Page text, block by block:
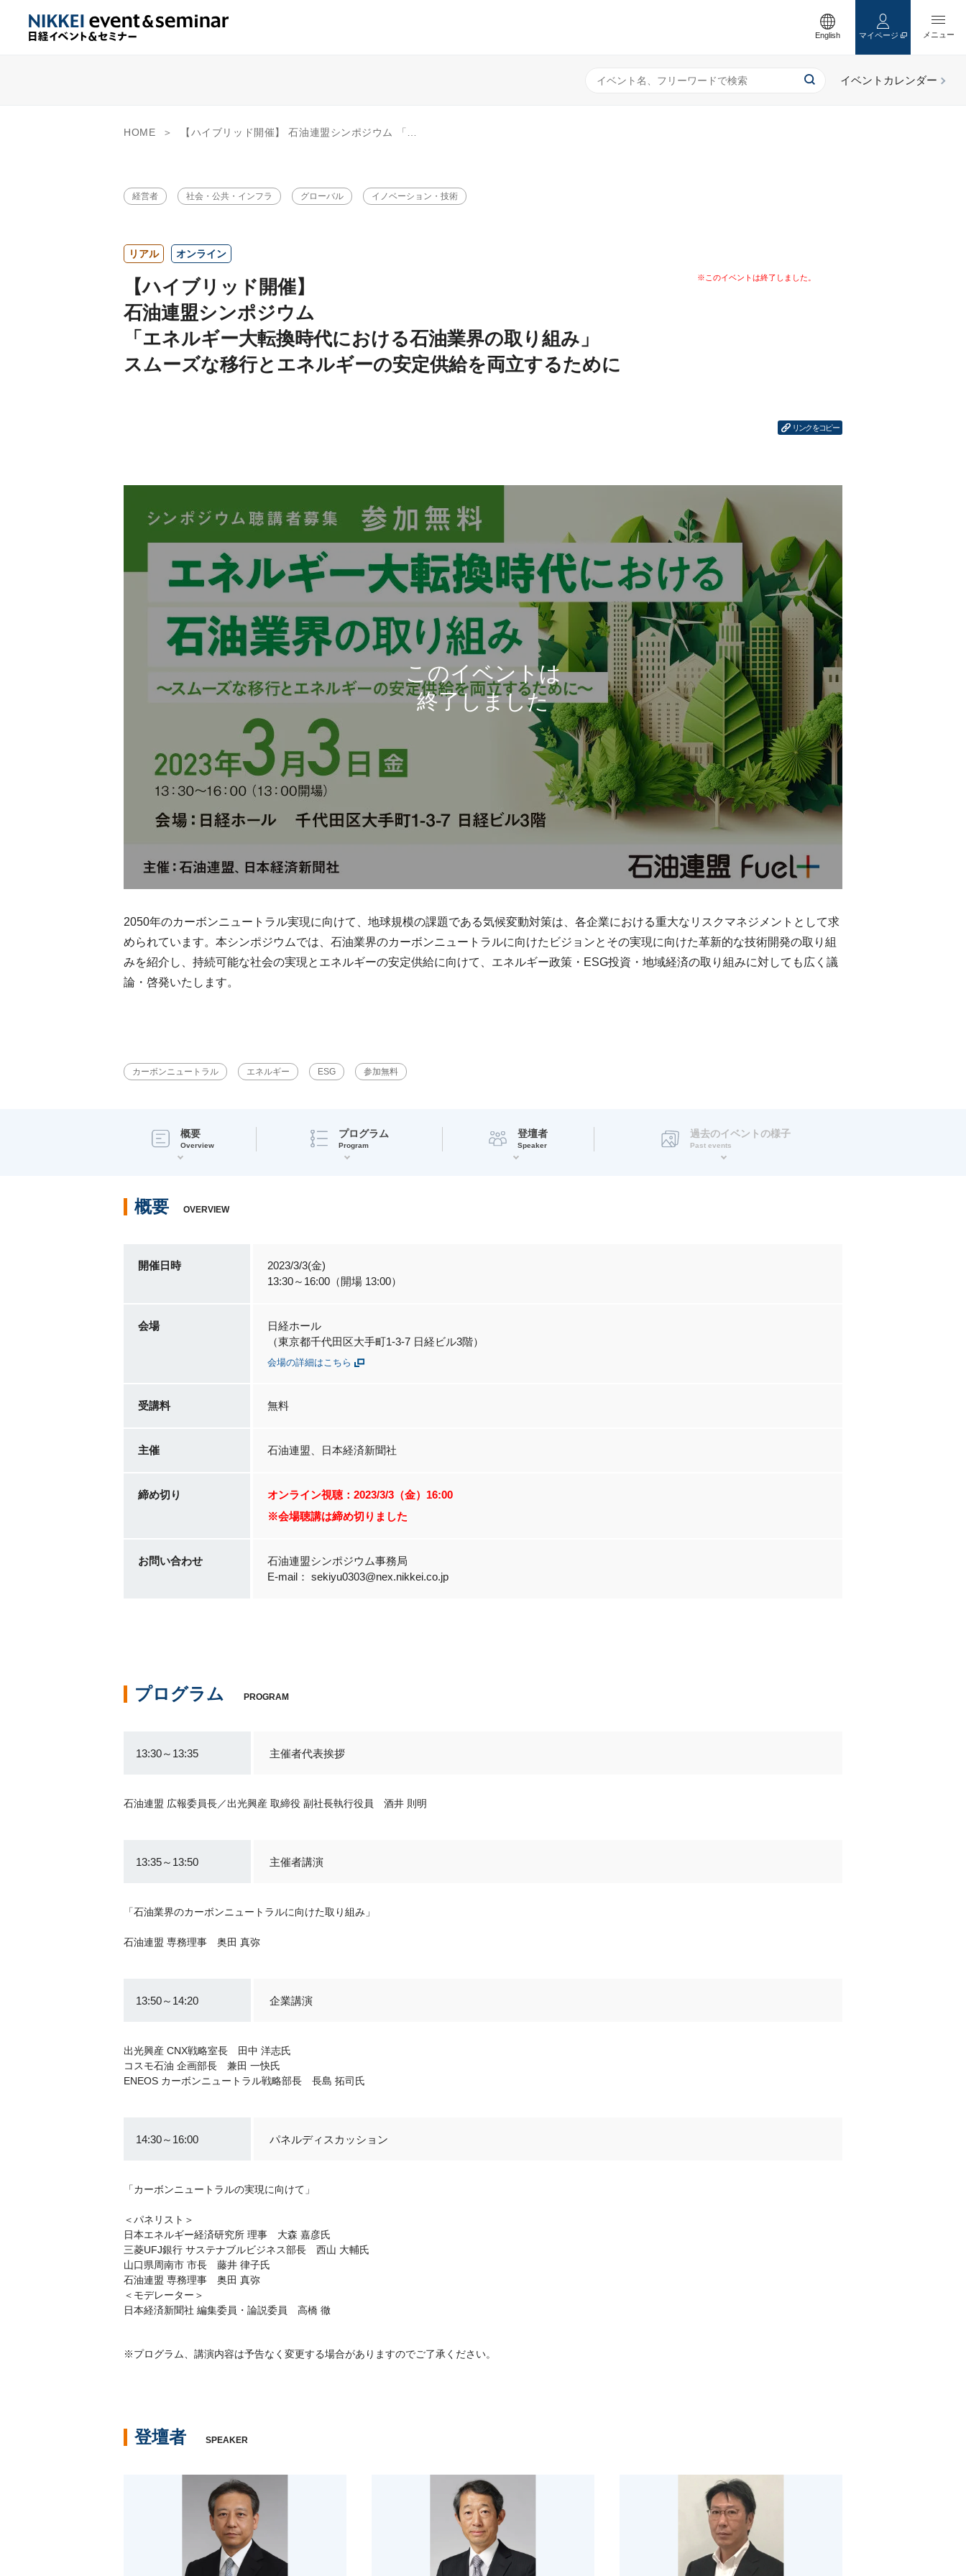
English マイページ
HOME 【ハイブリッド開催】 石油連盟シンポジウム 「エネルギー大転換時代における石油業界の取り組み」 スムーズな移行とエネルギーの安定供給を両立するために
経営者 社会・公共・インフラ グローバル イノベーション・技術
リアル オンライン
【ハイブリッド開催】
石油連盟シンポジウム
「エネルギー大転換時代における石油業界の取り組み」
スムーズな移行とエネルギーの安定供給を両立するために
リンクをコピー
2050年のカーボンニュートラル実現に向けて、地球規模の課題である気候変動対策は、各企業における重大なリスクマネジメントとして求
められています。本シンポジウムでは、石油業界のカーボンニュートラルに向けたビジョンとその実現に向けた革新的な技術開発の取り組
みを紹介し、持続可能な社会の実現とエネルギーの安定供給に向けて、エネルギー政策・ESG投資・地域経済の取り組みに対しても広く議
論・啓発いたします。
カーボンニュートラル エネルギー ESG 参加無料
概要
Overview
プログラム
Program
登壇者
Speaker
過去のイベントの様子
Past events
概要 OVERVIEW
開催日時
2023/3/3(金)
13:30～16:00（開場 13:00）
会場
日経ホール
（東京都千代田区大手町1-3-7 日経ビル3階）
会場の詳細はこちら
受講料 無料
主催 石油連盟、日本経済新聞社
締め切り
オンライン視聴：2023/3/3（金）16:00
※会場聴講は締め切りました
お問い合わせ
石油連盟シンポジウム事務局
E-mail： sekiyu0303@nex.nikkei.co.jp
プログラム PROGRAM
13:30～13:35 主催者代表挨拶
石油連盟 広報委員長／出光興産 取締役 副社長執行役員 酒井 則明
13:35～13:50 主催者講演
「石油業界のカーボンニュートラルに向けた取り組み」
石油連盟 専務理事 奥田 真弥
13:50～14:20 企業講演
出光興産 CNX戦略室長 田中 洋志氏
コスモ石油 企画部長 兼田 一快氏
ENEOS カーボンニュートラル戦略部長 長島 拓司氏
14:30～16:00 パネルディスカッション
「カーボンニュートラルの実現に向けて」
＜パネリスト＞
日本エネルギー経済研究所 理事 大森 嘉彦氏
三菱UFJ銀行 サステナブルビジネス部長 西山 大輔氏
山口県周南市 市長 藤井 律子氏
石油連盟 専務理事 奥田 真弥
＜モデレーター＞
日本経済新聞社 編集委員・論説委員 高橋 徹
※プログラム、講演内容は予告なく変更する場合がありますのでご了承ください。
登壇者 SPEAKER